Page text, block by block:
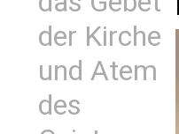
der Kirche
und Atem
des